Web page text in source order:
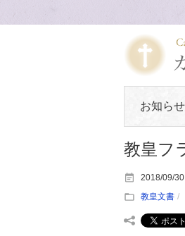
お知らせ
教皇フ
2018/09/30
教皇文書